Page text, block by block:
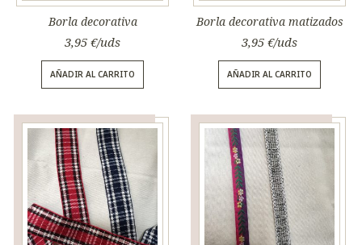
Borla decorativa
3,95 €
AÑADIR AL CARRITO
Borla decorativa matizados
3,95 €
AÑADIR AL CARRITO